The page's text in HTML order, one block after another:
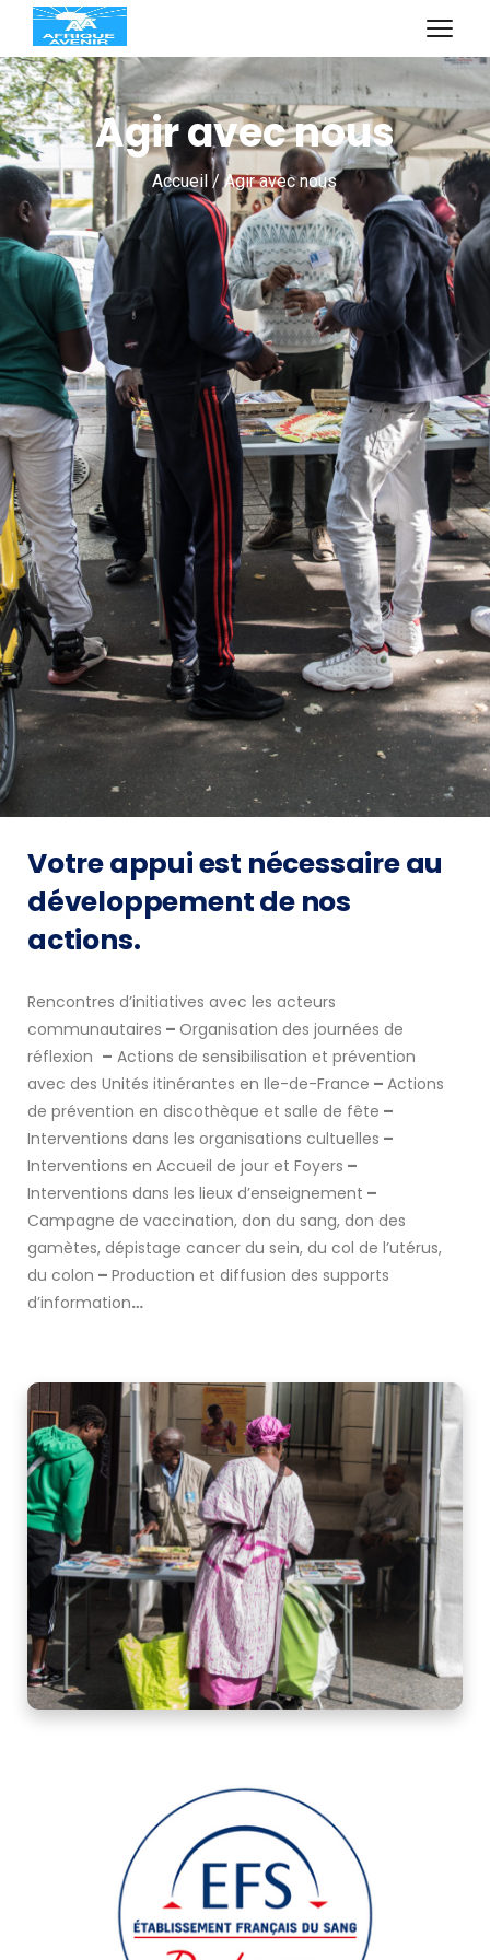
1 février 2026
Agir avec nous
Accueil / Agir avec nous
Votre appui est nécessaire au
développement de nos
actions.
Rencontres d’initiatives avec les acteurs
communautaires – Organisation des journées de
réflexion – Actions de sensibilisation et prévention
avec des Unités itinérantes en Ile-de-France – Actions
de prévention en discothèque et salle de fête –
Interventions dans les organisations cultuelles –
Interventions en Accueil de jour et Foyers –
Interventions dans les lieux d’enseignement –
Campagne de vaccination, don du sang, don des
gamètes, dépistage cancer du sein, du col de l’utérus,
du colon – Production et diffusion des supports
d’information…